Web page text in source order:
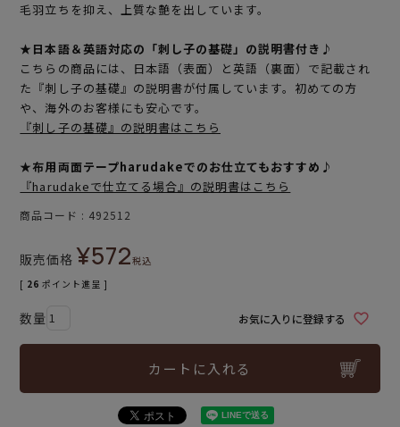
毛羽立ちを抑え、上質な艶を出しています。
★日本語＆英語対応の「刺し子の基礎」の説明書付き♪
こちらの商品には、日本語（表面）と英語（裏面）で記載され
た『刺し子の基礎』の説明書が付属しています。初めての方
や、海外のお客様にも安心です。
『刺し子の基礎』の説明書はこちら
★布用両面テープharudakeでのお仕立てもおすすめ♪
『harudakeで仕立てる場合』の説明書はこちら
商品コード 492512
販売価格 ¥572税込
[ 26 ポイント進呈 ]
お気に入りに登録する
カートに入れる